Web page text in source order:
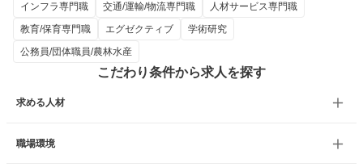
インフラ専門職
交通/運輸/物流専門職
人材サービス専門職
教育/保育専門職
エグゼクティブ
学術研究
公務員/団体職員/農林水産
こだわり条件から求人を探す
求める人材
職場環境